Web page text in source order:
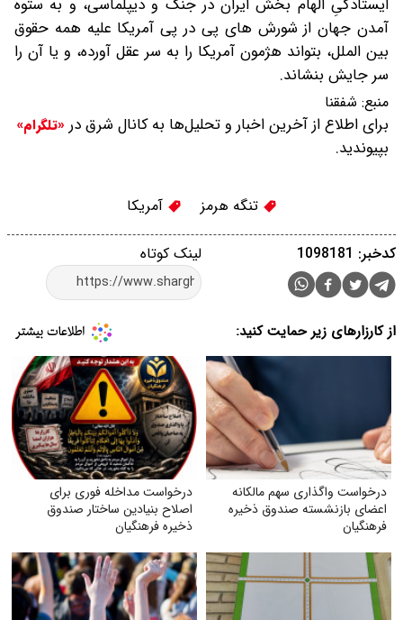
آمدن جهان از شورش های پی در پی آمریکا علیه همه حقوق
بین الملل، بتواند هژمون آمریکا را به سر عقل آورده، و یا آن را
سر جایش بنشاند.
منبع: شفقنا
برای اطلاع از آخرین اخبار و تحلیل‌ها به کانال شرق در «تلگرام»
بپیوندید.
تنگه هرمز آمریکا
لینک کوتاه کدخبر: 1098181
از کارزارهای زیر حمایت کنید:
درخواست واگذاری سهم مالکانه
اعضای بازنشسته صندوق ذخیره
فرهنگیان
درخواست مداخله فوری برای
اصلاح بنیادین ساختار صندوق
ذخیره فرهنگیان